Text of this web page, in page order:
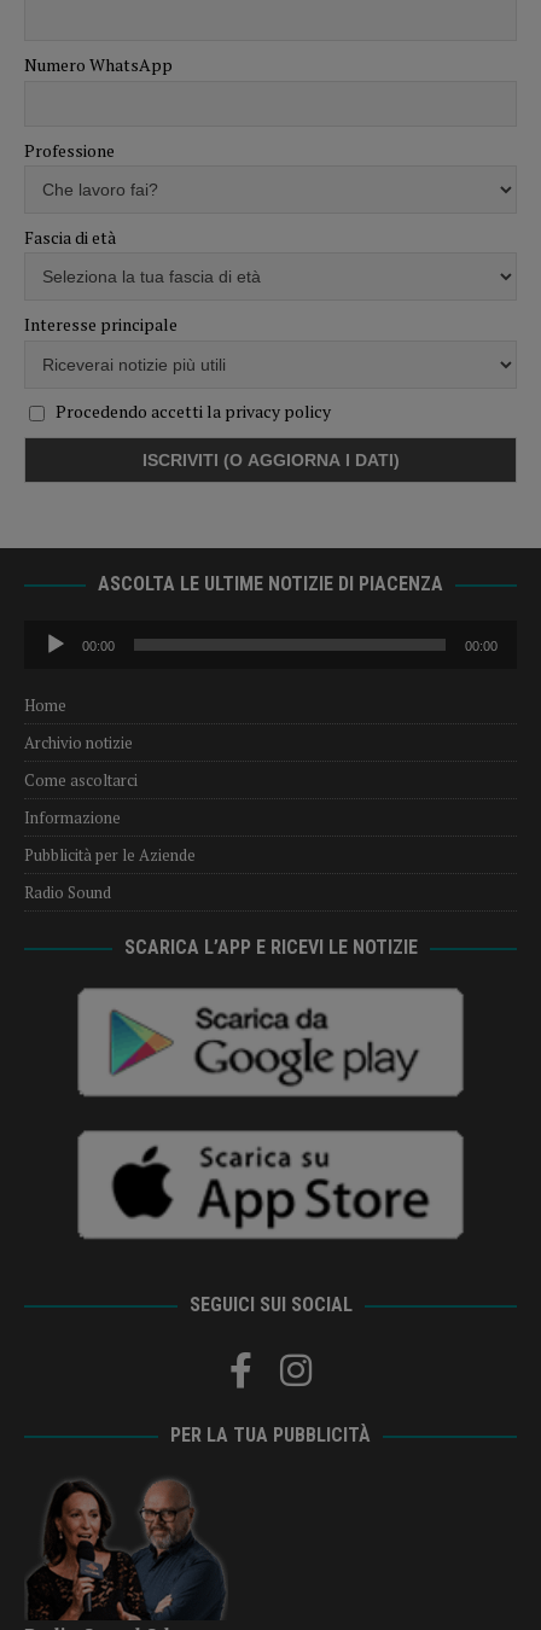
Numero WhatsApp
Professione
Fascia di età
Interesse principale
Procedendo accetti la privacy policy
ASCOLTA LE ULTIME NOTIZIE DI PIACENZA
Audio
Player
00:00 00:00
Home
Archivio notizie
Come ascoltarci
Informazione
Pubblicità per le Aziende
Radio Sound
SCARICA L’APP E RICEVI LE NOTIZIE
SEGUICI SUI SOCIAL
PER LA TUA PUBBLICITÀ